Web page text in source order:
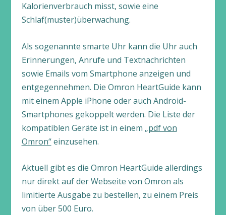
Kalorienverbrauch misst, sowie eine
Schlaf(muster)überwachung.
Als sogenannte smarte Uhr kann die Uhr auch
Erinnerungen, Anrufe und Textnachrichten
sowie Emails vom Smartphone anzeigen und
entgegennehmen. Die Omron HeartGuide kann
mit einem Apple iPhone oder auch Android-
Smartphones gekoppelt werden. Die Liste der
kompatiblen Geräte ist in einem „pdf von
Omron“einzusehen.
Aktuell gibt es die Omron HeartGuide allerdings
nur direkt auf der Webseite von Omron als
limitierte Ausgabe zu bestellen, zu einem Preis
von über 500 Euro.